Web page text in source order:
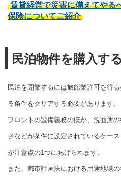
賃貸経営で災害に備えてやる
保険についてご紹介
民泊物件を購入す
民泊を開業するには旅館業許可を得
る条件をクリアする必要があります。
フロントの設備義務のほか、洗面所
さなどが条件に設定されているケー
が注意点の1つにあげられます。
また、都市計画法における用途地域